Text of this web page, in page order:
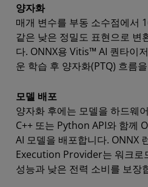
양자화
매개 변수를 부동 소수점에서
같은 낮은 정밀도 표현으로 변
다. ONNX용 Vitis™ AI 퀀타이
운 학습 후 양자화(PTQ) 흐름
모델 배포
양자화 후에는 모델을 하드웨
C++ 또는 Python API와 함께
AI 모델을 배포합니다. ONNX
Execution Provider는 워크로
성능과 낮은 전력 소비를 보장